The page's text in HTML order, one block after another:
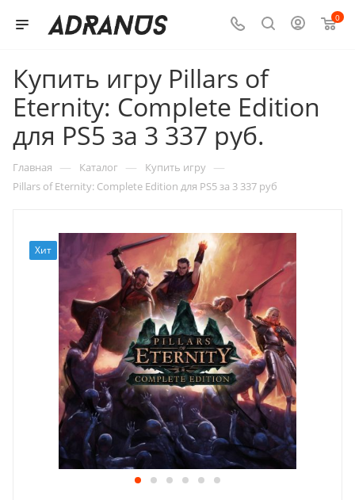
0
Купить игру Pillars of
Eternity: Complete Edition
для PS5 за 3 337 руб.
Главная — Каталог — Купить игру —
Pillars of Eternity: Complete Edition для PS5 за 3 337 руб
Хит